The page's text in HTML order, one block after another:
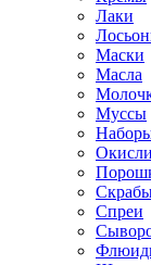
Лаки
Маски
Масла
Муссы
Спреи